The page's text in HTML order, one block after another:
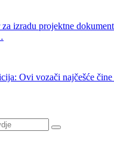
izradu projektne
Ovi vozači najčešće čine